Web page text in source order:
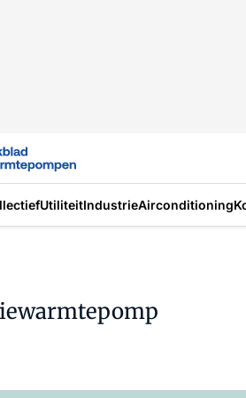
UtiliteitIndustrieAirconditioning